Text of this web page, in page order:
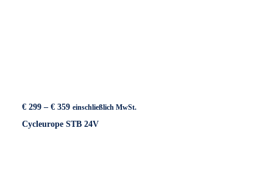
€ 299 – € 359Preisspanne:
bis
einschließlich MwSt.
Cycleurope STB 24V